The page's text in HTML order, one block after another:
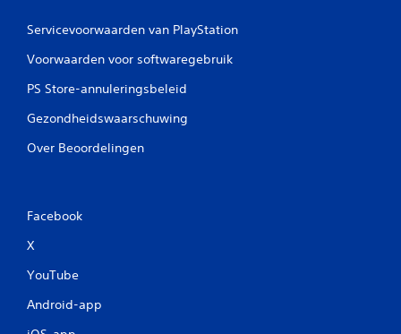
Servicevoorwaarden van PlayStation
Voorwaarden voor softwaregebruik
PS Store-annuleringsbeleid
Gezondheidswaarschuwing
Over Beoordelingen
Facebook
X
YouTube
Android-app